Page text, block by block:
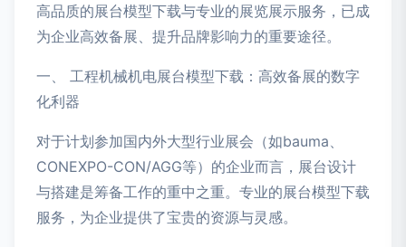
高品质的展台模型下载与专业的展览展示服务，已成
为企业高效备展、提升品牌影响力的重要途径。
一、 工程机械机电展台模型下载：高效备展的数字
化利器
对于计划参加国内外大型行业展会（如bauma、
CONEXPO-CON/AGG等）的企业而言，展台设计
与搭建是筹备工作的重中之重。专业的展台模型下载
服务，为企业提供了宝贵的资源与灵感。